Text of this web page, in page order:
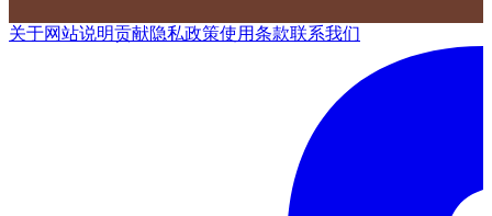
关于网站说明贡献隐私政策使用条款联系我们